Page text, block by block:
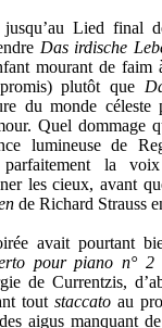
Lied final
Das irdische
mourant de faim
plutôt que
du monde céleste
Quel dommage
lumineuse de
parfaitement la
les cieux, avant
de Richard Strauss
avait pourtant
pour piano n° 2
de Currentzis,
tout staccato au
aigus manquant